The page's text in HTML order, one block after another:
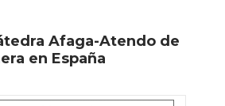
Afaga-Atendo de
en España